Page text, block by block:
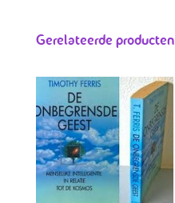
Gerelateerde producten